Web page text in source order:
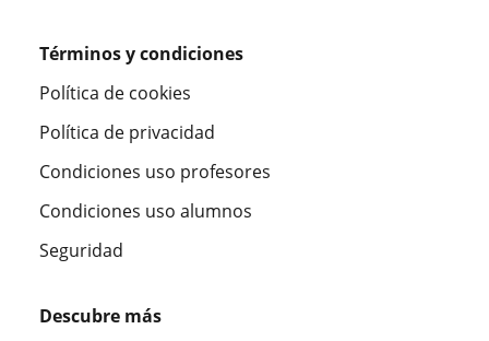
Términos y condiciones
Política de cookies
Política de privacidad
Condiciones uso profesores
Condiciones uso alumnos
Seguridad
Descubre más